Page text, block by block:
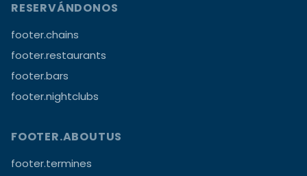
RESERVÁNDONOS
footer.chains
footer.restaurants
footer.bars
footer.nightclubs
FOOTER.ABOUTUS
footer.termines